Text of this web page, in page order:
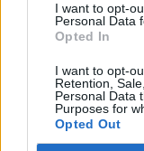
I want to opt-
Personal Data
Opted In
I want to opt-
Retention,
Personal Data
Purposes for
Opted Out